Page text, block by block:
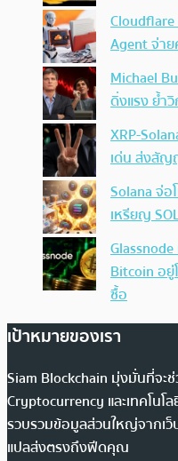
Cloudflare
Agent จ่าย
Michael
ดิ่งแรง ย้ำ
XRP-
เด่น ส่งสัญ
Solana จ่
เหรียญ
Bitcoin อยู่
ซื้อ
เป้าหมายของเรา
Siam Blockchain มุ่งมั่นที่จะ
Cryptocurrency และเทคโนโ
รวบรวมข้อมูลส่วนใหญ่จากเว็
แปลส่งตรงถึงฟีดคุณ